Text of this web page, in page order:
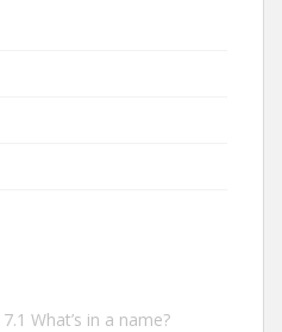
What’s in a name?